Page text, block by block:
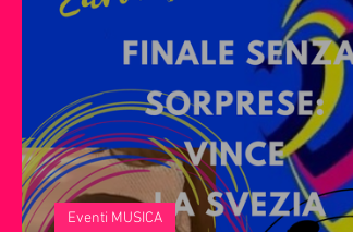
Festival di Sanremo Arte
Servizi offerti da WRI Halloween
Eventi MUSICA